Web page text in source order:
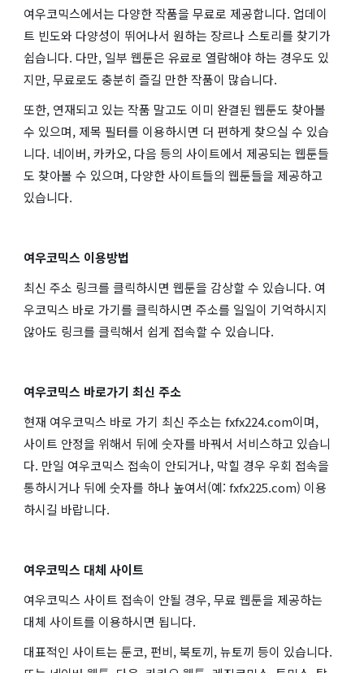
여우코믹스에서는 다양한 작품을 무료로 제공합니다. 업데이
트 빈도와 다양성이 뛰어나서 원하는 장르나 스토리를 찾기가
쉽습니다. 다만, 일부 웹툰은 유료로 열람해야 하는 경우도 있
지만, 무료로도 충분히 즐길 만한 작품이 많습니다.
또한, 연재되고 있는 작품 말고도 이미 완결된 웹툰도 찾아볼
수 있으며, 제목 필터를 이용하시면 더 편하게 찾으실 수 있습
니다. 네이버, 카카오, 다음 등의 사이트에서 제공되는 웹툰들
도 찾아볼 수 있으며, 다양한 사이트들의 웹툰들을 제공하고
있습니다.
여우코믹스 이용방법
최신 주소 링크를 클릭하시면 웹툰을 감상할 수 있습니다. 여
우코믹스 바로 가기를 클릭하시면 주소를 일일이 기억하시지
않아도 링크를 클릭해서 쉽게 접속할 수 있습니다.
여우코믹스 바로가기 최신 주소
현재 여우코믹스 바로 가기 최신 주소는 fxfx224.com이며,
사이트 안정을 위해서 뒤에 숫자를 바꿔서 서비스하고 있습니
다. 만일 여우코믹스 접속이 안되거나, 막힐 경우 우회 접속을
통하시거나 뒤에 숫자를 하나 높여서(예: fxfx225.com) 이용
하시길 바랍니다.
여우코믹스 대체 사이트
여우코믹스 사이트 접속이 안될 경우, 무료 웹툰을 제공하는
대체 사이트를 이용하시면 됩니다.
대표적인 사이트는 툰코, 펀비, 북토끼, 뉴토끼 등이 있습니다.